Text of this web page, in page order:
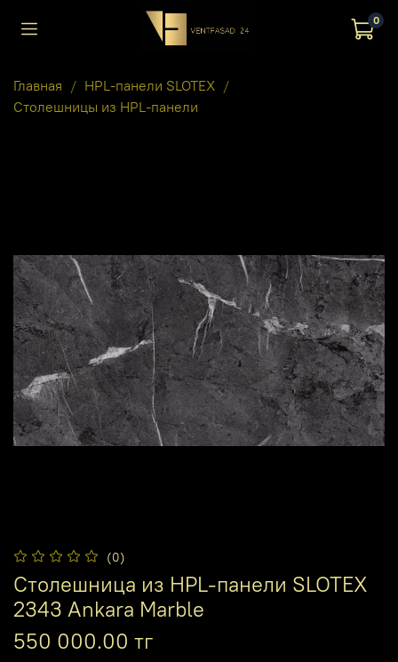
0
Главная
HPL-панели SLOTEX
Столешницы из HPL-панели
(0)
Столешница из HPL-панели SLOTEX
2343 Ankara Marble
550 000.00 тг